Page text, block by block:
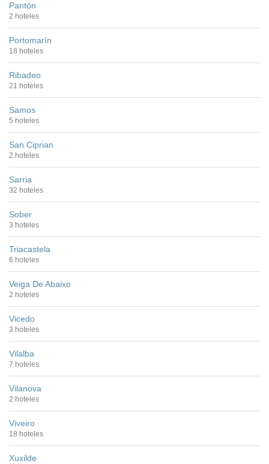
Pantón
2 hoteles
Portomarín
18 hoteles
Ribadeo
21 hoteles
Samos
5 hoteles
San Ciprian
2 hoteles
Sarria
32 hoteles
Sober
3 hoteles
Triacastela
6 hoteles
Veiga De Abaixo
2 hoteles
Vicedo
3 hoteles
Vilalba
7 hoteles
Vilanova
2 hoteles
Viveiro
18 hoteles
Xuxilde